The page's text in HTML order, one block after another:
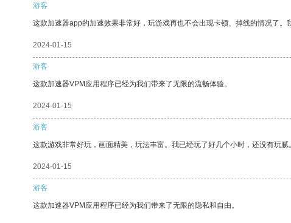
游客
这款加速器app的加速效果非常好，玩游戏再也不会出现卡顿、掉线的情况了
2024-01-15
游客
这款加速器VPM应用程序已经为我们带来了无限的流畅体验。
2024-01-15
游客
这款游戏非常好玩，画面精美，玩法丰富。我已经玩了好几个小时，还没有玩腻。
2024-01-15
游客
这款加速器VPM应用程序已经为我们带来了无限的隐私和自由。